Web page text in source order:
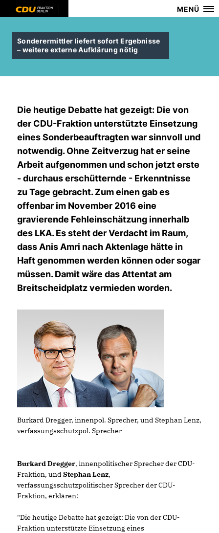
MENÜ
Sonderermittler liefert sofort Ergebnisse
– weitere externe Aufklärung nötig
Die heutige Debatte hat gezeigt: Die von
der CDU-Fraktion unterstützte Einsetzung
eines Sonderbeauftragten war sinnvoll und
notwendig. Ohne Zeitverzug hat er seine
Arbeit aufgenommen und schon jetzt erste
- durchaus erschütternde - Erkenntnisse
zu Tage gebracht. Zum einen gab es
offenbar im November 2016 eine
gravierende Fehleinschätzung innerhalb
des LKA. Es steht der Verdacht im Raum,
dass Anis Amri nach Aktenlage hätte in
Haft genommen werden können oder sogar
müssen. Damit wäre das Attentat am
Breitscheidplatz vermieden worden.
Burkard Dregger, innenpol. Sprecher, und Stephan Lenz,
verfassungsschutzpol. Sprecher
Burkard Dregger, innenpolitischer Sprecher der CDU-
Fraktion, und Stephan Lenz,
verfassungsschutzpolitischer Sprecher der CDU-
Fraktion, erklären:
"Die heutige Debatte hat gezeigt: Die von der CDU-
Fraktion unterstützte Einsetzung eines